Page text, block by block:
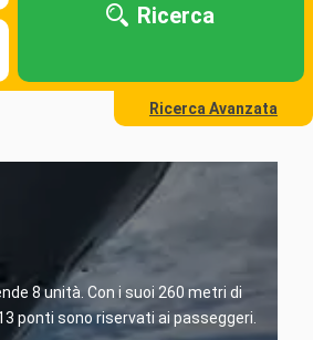
Ricerca
Ricerca Avanzata
8 unità. Con i suoi 260 metri di
ponti sono riservati ai passeggeri.